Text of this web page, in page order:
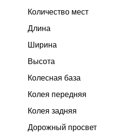
Количество мест
Длина
Ширина
Высота
Колесная база
Колея передняя
Колея задняя
Дорожный просвет